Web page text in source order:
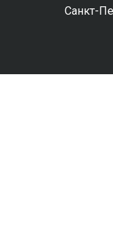
Санкт-